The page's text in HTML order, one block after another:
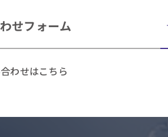
せフォーム
わせはこちら